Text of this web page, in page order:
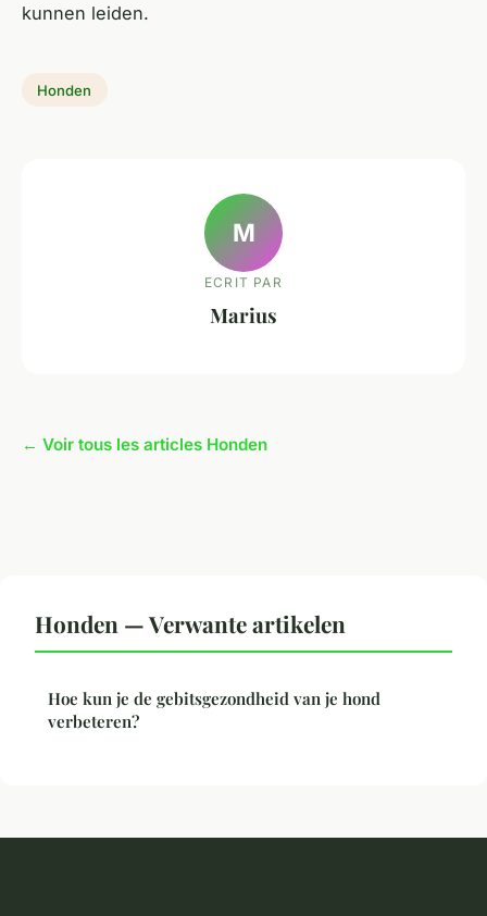
kunnen leiden.
Honden
M
ECRIT PAR
Marius
← Voir tous les articles Honden
Honden — Verwante artikelen
Hoe kun je de gebitsgezondheid van je hond
verbeteren?